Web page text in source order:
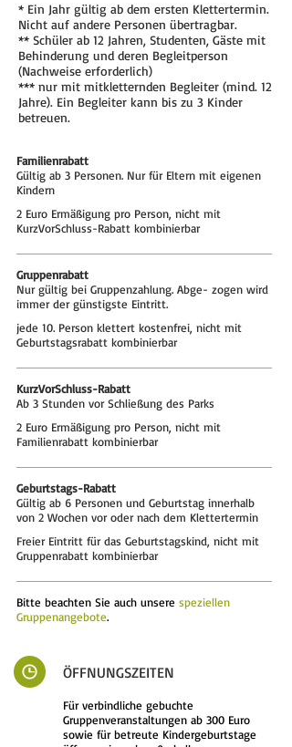
* Ein Jahr gültig ab dem ersten Klettertermin.
Nicht auf andere Personen übertragbar.
** Schüler ab 12 Jahren, Studenten, Gäste mit
Behinderung und deren Begleitperson
(Nachweise erforderlich)
*** nur mit mitkletternden Begleiter (mind. 12
Jahre). Ein Begleiter kann bis zu 3 Kinder
betreuen.
Familienrabatt
Gültig ab 3 Personen. Nur für Eltern mit eigenen
Kindern
2 Euro Ermäßigung pro Person, nicht mit
KurzVorSchluss-Rabatt kombinierbar
Gruppenrabatt
Nur gültig bei Gruppenzahlung. Abge- zogen wird
immer der günstigste Eintritt.
jede 10. Person klettert kostenfrei, nicht mit
Geburtstagsrabatt kombinierbar
KurzVorSchluss-Rabatt
Ab 3 Stunden vor Schließung des Parks
2 Euro Ermäßigung pro Person, nicht mit
Familienrabatt kombinierbar
Geburtstags-Rabatt
Gültig ab 6 Personen und Geburtstag innerhalb
von 2 Wochen vor oder nach dem Klettertermin
Freier Eintritt für das Geburtstagskind, nicht mit
Gruppenrabatt kombinierbar
Bitte beachten Sie auch unsere speziellen
Gruppenangebote.
ÖFFNUNGSZEITEN
Für verbindliche gebuchte
Gruppenveranstaltungen ab 300 Euro
sowie für betreute Kindergeburtstage